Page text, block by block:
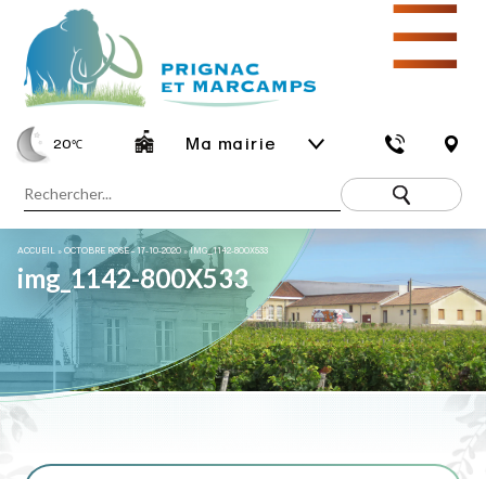
20℃ Ma mairie
☰
ACCUEIL »OCTOBRE ROSE – 17-10-2020»IMG_1142-800X533
img_1142-800X533